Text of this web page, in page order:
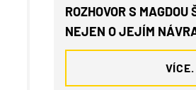
ROZHOVOR S MAGDOU
NEJEN O JEJÍM
VÍCE.